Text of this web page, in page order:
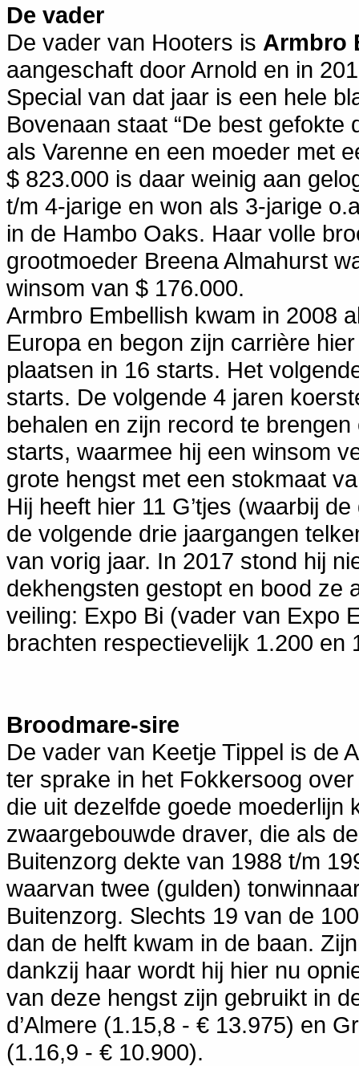
De vader
De vader van Hooters is Armbro
aangeschaft door Arnold en in
Special van dat jaar is een hele
Bovenaan staat “De best gefokte
als Varenne en een moeder met
$ 823.000 is daar weinig aan
t/m 4-jarige en won als 3-jarige
in de Hambo Oaks. Haar volle
grootmoeder Breena Almahurst
winsom van $ 176.000.
Armbro Embellish kwam in 2008
Europa en begon zijn carrière
plaatsen in 16 starts. Het
starts. De volgende 4 jaren
behalen en zijn record te
starts, waarmee hij een winsom
grote hengst met een stokmaat
Hij heeft hier 11 G’tjes (waarbij
de volgende drie jaargangen
van vorig jaar. In 2017 stond hij
dekhengsten gestopt en bood ze
veiling: Expo Bi (vader van Expo
brachten respectievelijk 1.200 en
Broodmare-sire
De vader van Keetje Tippel is de
ter sprake in het Fokkersoog
die uit dezelfde goede moederlijn
zwaargebouwde draver, die als
Buitenzorg dekte van 1988 t/m
waarvan twee (gulden)
Buitenzorg. Slechts 19 van de
dan de helft kwam in de baan.
dankzij haar wordt hij hier nu
van deze hengst zijn gebruikt in
d’Almere (1.15,8 - € 13.975) en
(1.16,9 - € 10.900).